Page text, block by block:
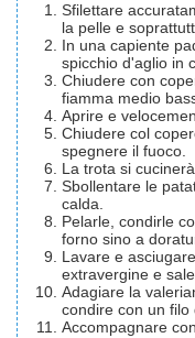
Sfilettare
la pelle e
In una capiente
spicchio d'aglio in
Chiudere con
fiamma medio
Aprire e
Chiudere col
spegnere il fuoco.
La trota si
Sbollentare le
calda.
Pelarle, condirle
forno sino a
Lavare e
extravergine e sale.
Adagiare la
condire con un filo
Accompagnare